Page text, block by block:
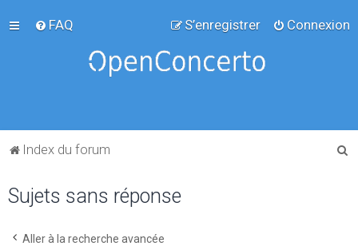
FAQ Connexion
S’enregistrer
Index du forum
Sujets sans réponse
Aller à la recherche avancée